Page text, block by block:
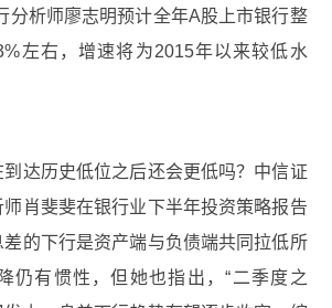
分析师廖志明预计全年A股上市银行整
左右，增速将为2015年以来较低水
历史低位之后还会更低吗？中信证
肖斐斐在银行业下半年投资策略报告
的下行是资产端与负债端共同拉低所
仍有惯性，但她也指出，“二季度之